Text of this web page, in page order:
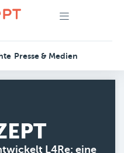
Presse & Medien
L4Re: eine